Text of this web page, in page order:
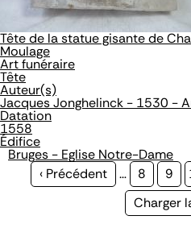
Tête de la statue gisante de
Moulage
Art funéraire
Tête
Auteur(s)
Jacques Jonghelinck - 1530 -
Datation
1558
Édifice
Bruges - Eglise Notre-Dame
Page
‹ Précédent … Page
8 9
Page
Charger